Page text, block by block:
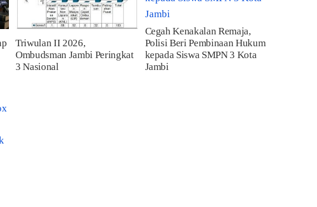
Triwulan II 2026,
Ombudsman Jambi Peringkat
3 Nasional
Cegah Kenakalan Remaja,
Polisi Beri Pembinaan Hukum
kepada Siswa SMPN 3 Kota
Jambi